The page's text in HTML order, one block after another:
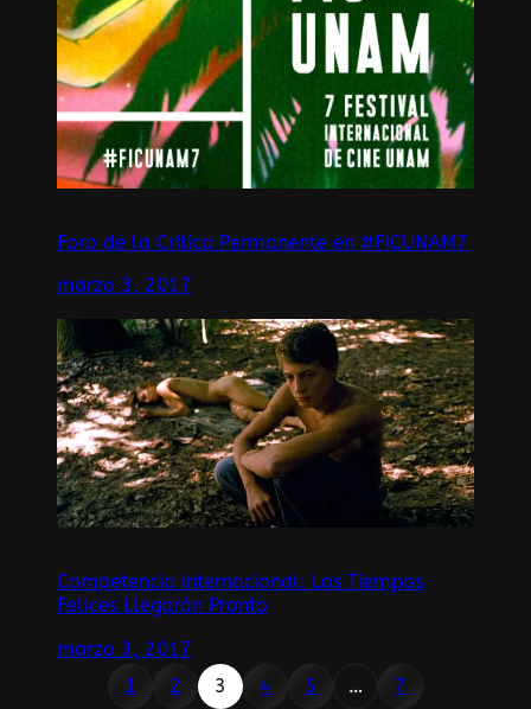
Foro de la Crítica Permanente en #FICUNAM7
marzo 3, 2017
Competencia Internacional: Los Tiempos
Felices Llegarán Pronto
marzo 3, 2017
1
2 3 4 5 … 7